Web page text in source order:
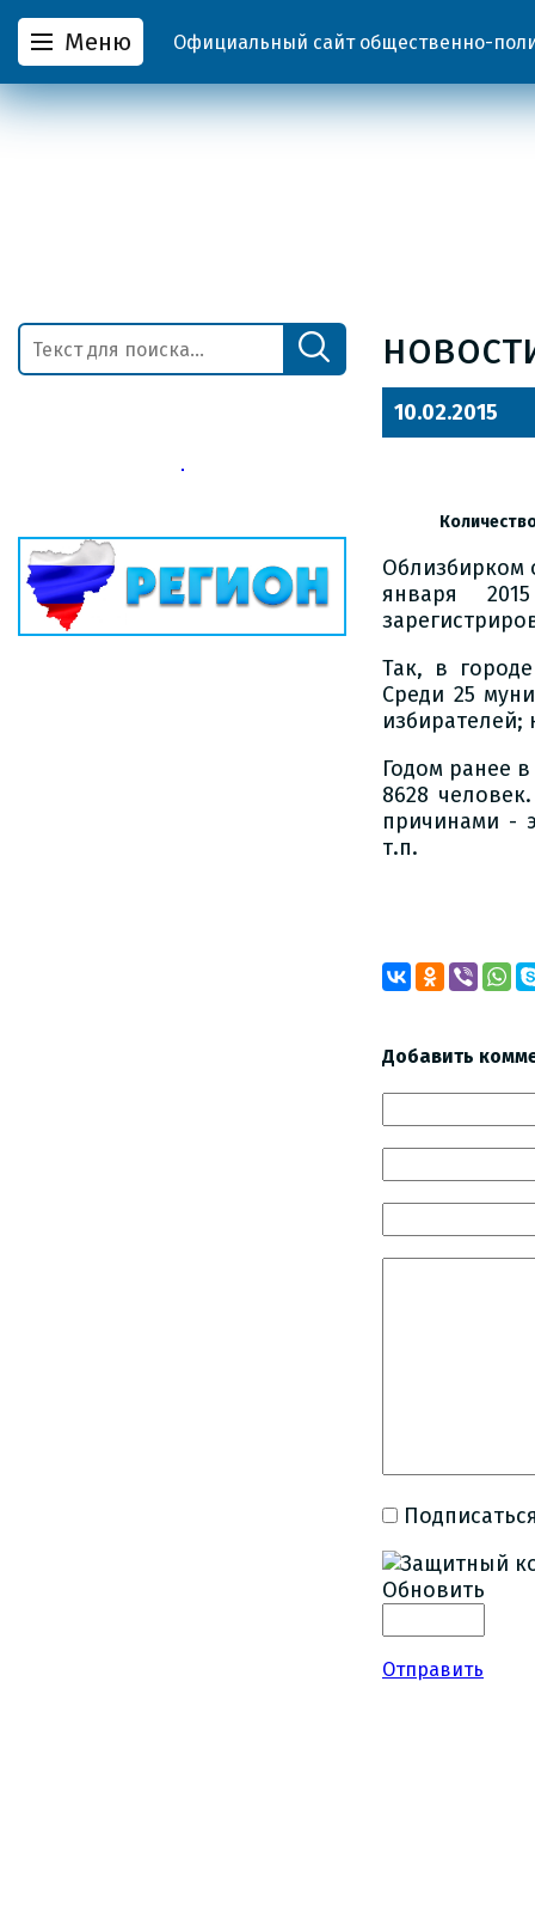
Меню Официальный сайт общественно-
10.02.2015
Облизбирком
января
Так, в
Среди 25
избирателей;
Годом ранее
8628
причинами -
Добавить
Обновить
Отправить